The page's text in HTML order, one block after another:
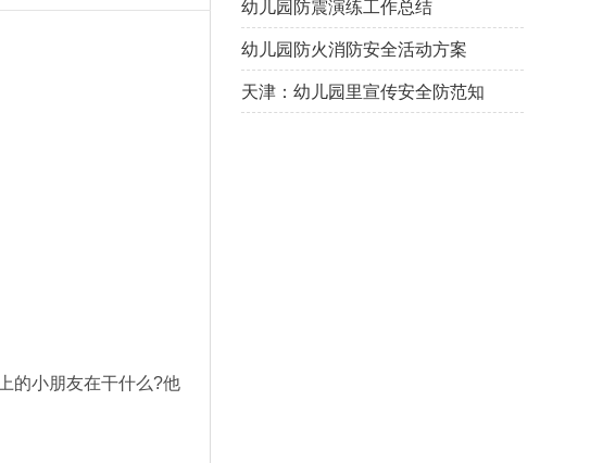
的小朋友在干什么?他
幼儿园防震演练工作总结
幼儿园防火消防安全活动方案
天津：幼儿园里宣传安全防范知
识